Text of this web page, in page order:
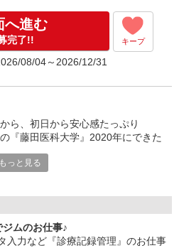
へ進む
完了!! キープ
08/04～2026/12/31
ら、初日から安心感たっぷり
『藤田医科大学』2020年にできた
さんの対応なし
働けそう
もっと見る
ムのお仕事♪
入力など『診療記録管理』のお仕事